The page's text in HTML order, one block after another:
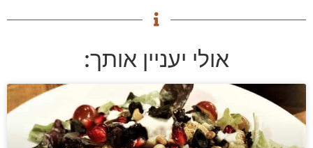
אולי יעניין אותך: